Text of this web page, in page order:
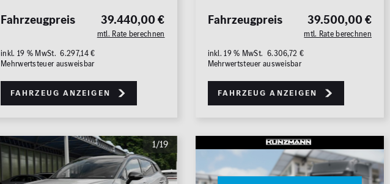
22FAHRZEUGE ANZEIGEN
39.440,00 €
mtl. Rate berechnen
Fahrzeugpreis
inkl. 19 % MwSt. 6.297,14 €
Mehrwertsteuer ausweisbar
Fahrzeug anzeigen
39.500,00 €
mtl. Rate berechnen
Fahrzeugpreis
inkl. 19 % MwSt. 6.306,72 €
Mehrwertsteuer ausweisbar
Fahrzeug anzeigen
1/19